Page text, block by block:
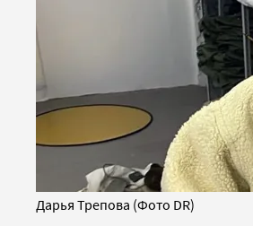
Дарья Трепова (Фото DR)